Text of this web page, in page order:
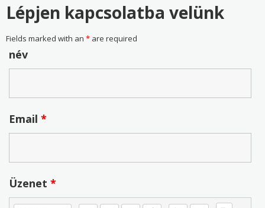
Lépjen kapcsolatba velünk
Fields marked with an *are required
név
Email *
Üzenet *